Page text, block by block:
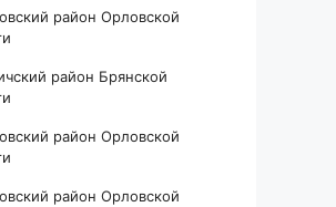
район Орловской
район Брянской
район Орловской
район Орловской